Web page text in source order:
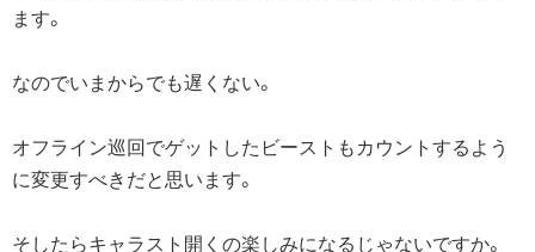
ます。
なのでいまからでも遅くない。
オフライン巡回でゲットしたビーストもカウントするよう
に変更すべきだと思います。
そしたらキャラスト開くの楽しみになるじゃないですか。